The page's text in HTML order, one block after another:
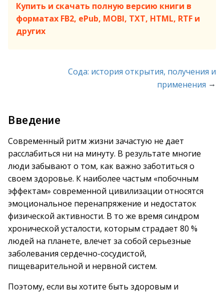
Купить и скачать полную версию книги в
форматах FB2, ePub, MOBI, TXT, HTML, RTF и
других
Сода: история открытия, получения и
применения →
Введение
Современный ритм жизни зачастую не дает
расслабиться ни на минуту. В результате многие
люди забывают о том, как важно заботиться о
своем здоровье. К наиболее частым «побочным
эффектам» современной цивилизации относятся
эмоциональное перенапряжение и недостаток
физической активности. В то же время синдром
хронической усталости, которым страдает 80 %
людей на планете, влечет за собой серьезные
заболевания сердечно-сосудистой,
пищеварительной и нервной систем.
Поэтому, если вы хотите быть здоровым и